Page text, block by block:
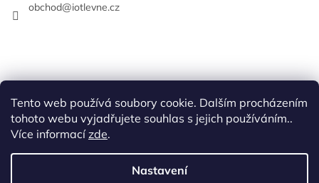
Tento web používá soubory cookie. Dalším procházením
tohoto webu vyjadřujete souhlas s jejich používáním..
Více informacízde.
Nastavení
obchod@iotlevne.cz
Hodnocení na Heureka.cz
Vytvořil Shoptet